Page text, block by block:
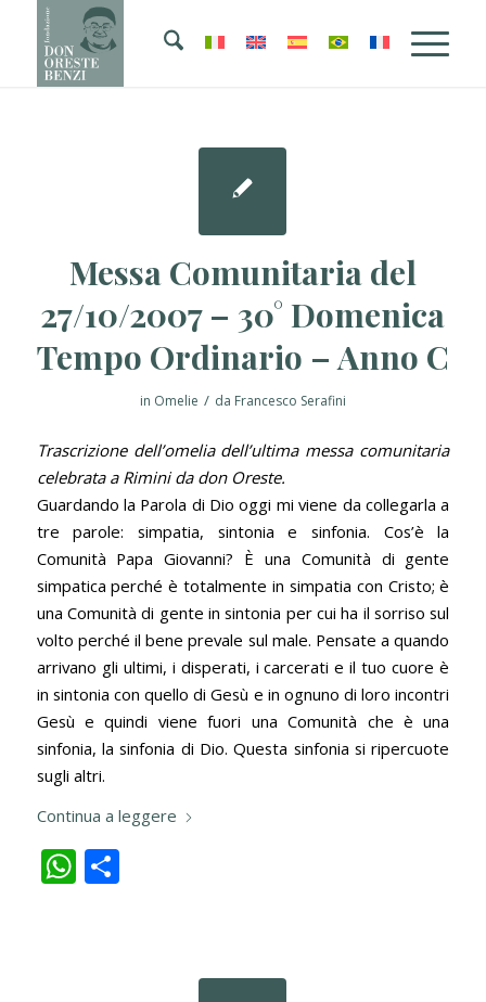
Messa Comunitaria del
27/10/2007 – 30° Domenica
Tempo Ordinario – Anno C
in Omelie / da Francesco Serafini
Trascrizione dell’omelia dell’ultima messa comunitaria
celebrata a Rimini da don Oreste.
Guardando la Parola di Dio oggi mi viene da collegarla a
tre parole: simpatia, sintonia e sinfonia. Cos’è la
Comunità Papa Giovanni? È una Comunità di gente
simpatica perché è totalmente in simpatia con Cristo; è
una Comunità di gente in sintonia per cui ha il sorriso sul
volto perché il bene prevale sul male. Pensate a quando
arrivano gli ultimi, i disperati, i carcerati e il tuo cuore è
in sintonia con quello di Gesù e in ognuno di loro incontri
Gesù e quindi viene fuori una Comunità che è una
sinfonia, la sinfonia di Dio. Questa sinfonia si ripercuote
sugli altri.
Continua a leggere
WhatsApp
Condividi